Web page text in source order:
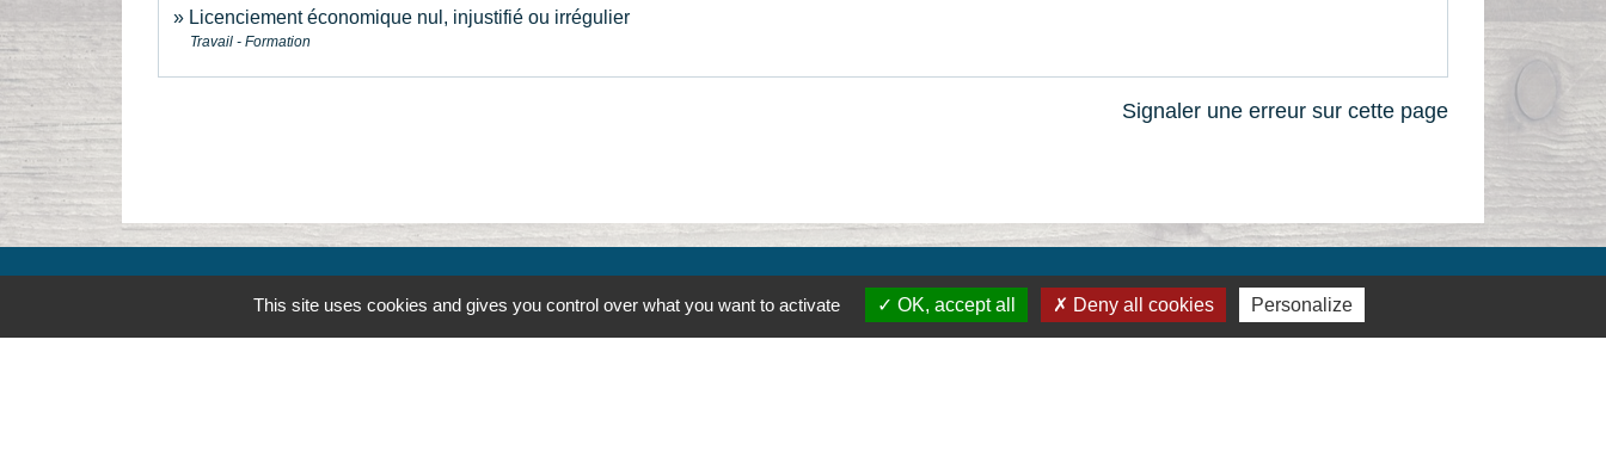
Licenciement économique nul, injustifié ou irrégulier
Travail - Formation
Signaler une erreur sur cette page
Contacts Liens
This site uses cookies and gives you control over what you want to activate OK, accept all Deny all cookies Personalize